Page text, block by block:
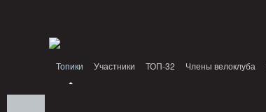
Топики Участники ТОП-32 Члены велоклуба